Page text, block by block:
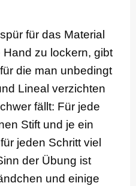
für das Material
zu lockern, gibt
die man unbedingt
Lineal verzichten
fällt: Für jede
Stift und je ein
jeden Schritt viel
der Übung ist
und einige